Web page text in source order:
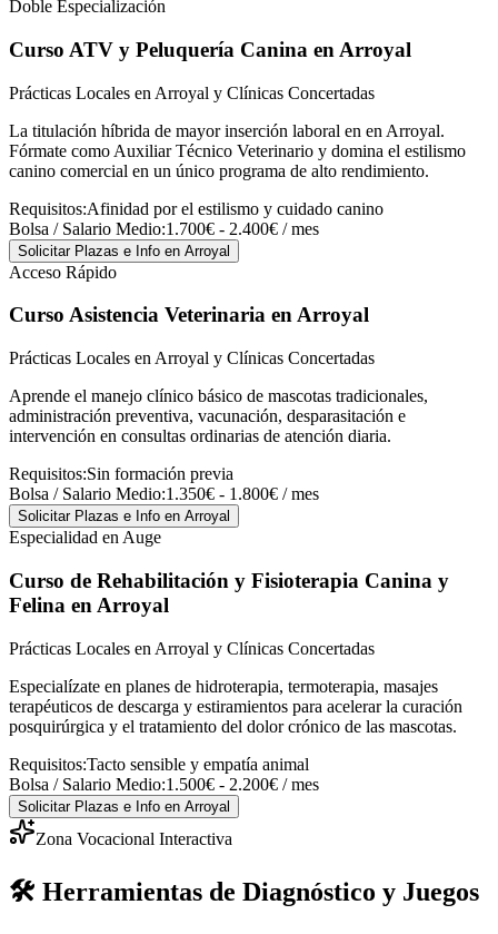
Doble Especialización
Curso ATV y Peluquería Canina en Arroyal
Prácticas Locales en Arroyal y Clínicas Concertadas
La titulación híbrida de mayor inserción laboral en en Arroyal.
Fórmate como Auxiliar Técnico Veterinario y domina el estilismo
canino comercial en un único programa de alto rendimiento.
Requisitos:Afinidad por el estilismo y cuidado canino
Bolsa / Salario Medio:1.700€ - 2.400€ / mes
Solicitar Plazas e Info en Arroyal
Acceso Rápido
Curso Asistencia Veterinaria en Arroyal
Prácticas Locales en Arroyal y Clínicas Concertadas
Aprende el manejo clínico básico de mascotas tradicionales,
administración preventiva, vacunación, desparasitación e
intervención en consultas ordinarias de atención diaria.
Requisitos:Sin formación previa
Bolsa / Salario Medio:1.350€ - 1.800€ / mes
Solicitar Plazas e Info en Arroyal
Especialidad en Auge
Curso de Rehabilitación y Fisioterapia Canina y
Felina en Arroyal
Prácticas Locales en Arroyal y Clínicas Concertadas
Especialízate en planes de hidroterapia, termoterapia, masajes
terapéuticos de descarga y estiramientos para acelerar la curación
posquirúrgica y el tratamiento del dolor crónico de las mascotas.
Requisitos:Tacto sensible y empatía animal
Bolsa / Salario Medio:1.500€ - 2.200€ / mes
Solicitar Plazas e Info en Arroyal
Zona Vocacional Interactiva
🛠️ Herramientas de Diagnóstico y Juegos